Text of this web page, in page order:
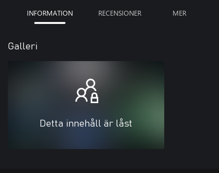
INFORMATION RECENSIONER MER
Galleri
Detta innehåll är låst